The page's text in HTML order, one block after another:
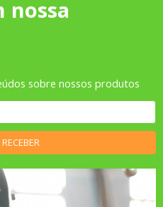
nossa
sobre nossos produtos